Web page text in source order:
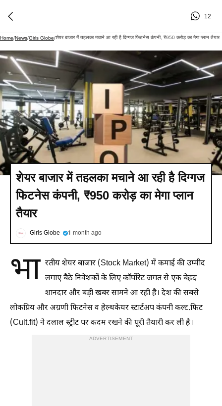
12
Home/News/Girls Globe/शेयर बाजार में तहलका मचाने आ रही है दिग्गज फिटनेस कंपनी, ₹950 करोड़ का मेगा प्लान तैयार
शेयर बाजार में तहलका मचाने आ रही है दिग्गज
फिटनेस कंपनी, ₹950 करोड़ का मेगा प्लान
तैयार
Girls Globe 1 month ago
भा रतीय शेयर बाजार (Stock Market) में कमाई की उम्मीद
लगाए बैठे निवेशकों के लिए कॉर्पोरेट जगत से एक बेहद
शानदार और बड़ी खबर सामने आ रही है। देश की सबसे
लोकप्रिय और अग्रणी फिटनेस व हेल्थकेयर स्टार्टअप कंपनी कल्ट.फिट
(Cult.fit) ने दलाल स्ट्रीट पर कदम रखने की पूरी तैयारी कर ली है।
ADVERTISEMENT